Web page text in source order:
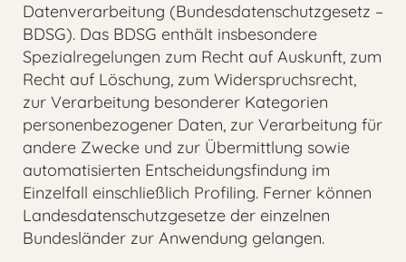
Datenverarbeitung (Bundesdatenschutzgesetz –
BDSG). Das BDSG enthält insbesondere
Spezialregelungen zum Recht auf Auskunft, zum
Recht auf Löschung, zum Widerspruchsrecht,
zur Verarbeitung besonderer Kategorien
personenbezogener Daten, zur Verarbeitung für
andere Zwecke und zur Übermittlung sowie
automatisierten Entscheidungsfindung im
Einzelfall einschließlich Profiling. Ferner können
Landesdatenschutzgesetze der einzelnen
Bundesländer zur Anwendung gelangen.